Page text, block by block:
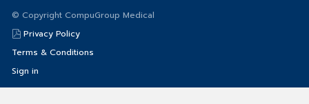
© Copyright CompuGroup Medical
Privacy Policy
Terms & Conditions
Sign in